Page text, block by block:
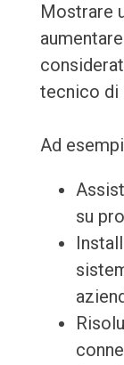
Mostrare
tecnico di
Ad
su